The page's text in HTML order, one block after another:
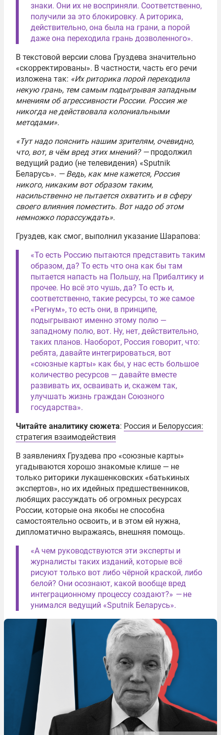
знаки. Они их не восприняли. Соответственно,
получили за это блокировку. А риторика,
действительно, она была на грани, а порой
даже она переходила грань дозволенного».
В текстовой версии слова Груздева значительно
«скорректированы». В частности, часть его речи
изложена так: «Их риторика порой переходила
некую грань, тем самым подыгрывая западным
мнениям об агрессивности России. Россия же
никогда не действовала колониальными
методами».
«Тут надо пояснить нашим зрителям, очевидно,
что, вот, в чём вред этих мнений?— продолжил
ведущий радио (не телевидения) «Sputnik
Беларусь». — Ведь, как мне кажется, Россия
никого, никаким вот образом таким,
насильственно не пытается охватить и в сферу
своего влияния поместить. Вот надо об этом
немножко порассуждать».
Груздев, как смог, выполнил указание Шарапова:
«То есть Россию пытаются представить таким
образом, да? То есть что она как бы там
пытается напасть на Польшу, на Прибалтику и
прочее. Но всё это чушь, да? То есть и,
соответственно, такие ресурсы, то же самое
«Регнум», то есть они, в принципе,
подыгрывают именно этому полю —
западному полю, вот. Ну, нет, действительно,
таких планов. Наоборот, Россия говорит, что:
ребята, давайте интегрироваться, вот
«союзные карты» как бы, у нас есть большое
количество ресурсов — давайте вместе
развивать их, осваивать и, скажем так,
улучшать жизнь граждан Союзного
государства».
Читайте аналитику сюжета: Россия и Белоруссия:
стратегия взаимодействия
В заявлениях Груздева про «союзные карты»
угадываются хорошо знакомые клише — не
только риторики лукашенковских «батькиных
экспертов», но их идейных предшественников,
любящих рассуждать об огромных ресурсах
России, которые она якобы не способна
самостоятельно освоить, и в этом ей нужна,
дипломатично выражаясь, внешняя помощь.
«А чем руководствуются эти эксперты и
журналисты таких изданий, которые всё
рисуют только вот либо чёрной краской, либо
белой? Они осознают, какой вообще вред
интеграционному процессу создают?» —не
унимался ведущий «Sputnik Беларусь».